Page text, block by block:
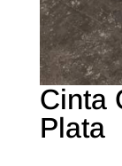
Cinta
Plata